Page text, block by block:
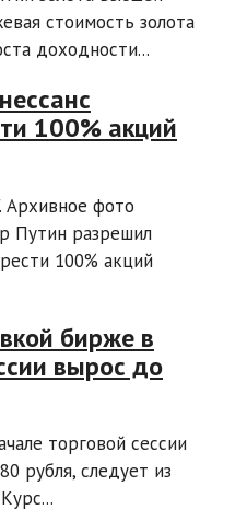
стоимость золота
доходности...
100% акций
Архивное фото
Путин разрешил
100% акций
бирже в
вырос до
торговой сессии
рубля, следует из